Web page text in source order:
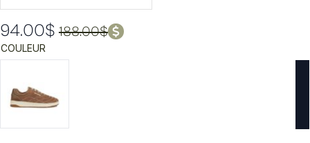
188.00$
Le
prix
initial
était :
188.00$.
94.00$
Le
prix
actuel
est :
94.00$.
COULEUR